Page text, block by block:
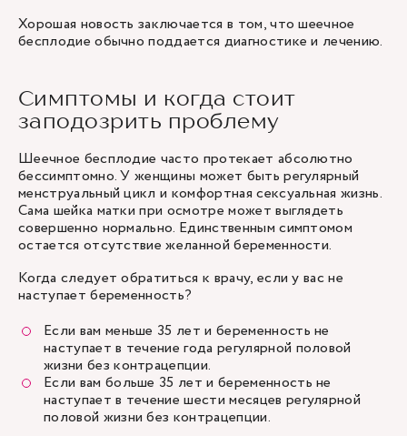
Хорошая новость заключается в том, что шеечное
бесплодие обычно поддается диагностике и лечению.
Симптомы и когда стоит
заподозрить проблему
Шеечное бесплодие часто протекает абсолютно
бессимптомно. У женщины может быть регулярный
менструальный цикл и комфортная сексуальная жизнь.
Сама шейка матки при осмотре может выглядеть
совершенно нормально. Единственным симптомом
остается отсутствие желанной беременности.
Когда следует обратиться к врачу, если у васне
наступает беременность?
Если вам меньше 35 лет и беременность не
наступает в течение года регулярной половой
жизни без контрацепции.
Если вам больше 35 лет и беременность не
наступает в течение шести месяцев регулярной
половой жизни без контрацепции.